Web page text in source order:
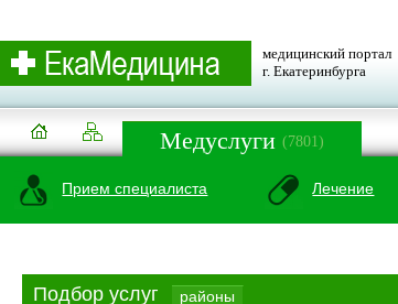
медицинский портал
г. Екатеринбурга
Медуслуги (7801)
Прием специалиста Лечение
Подбор услуг районы